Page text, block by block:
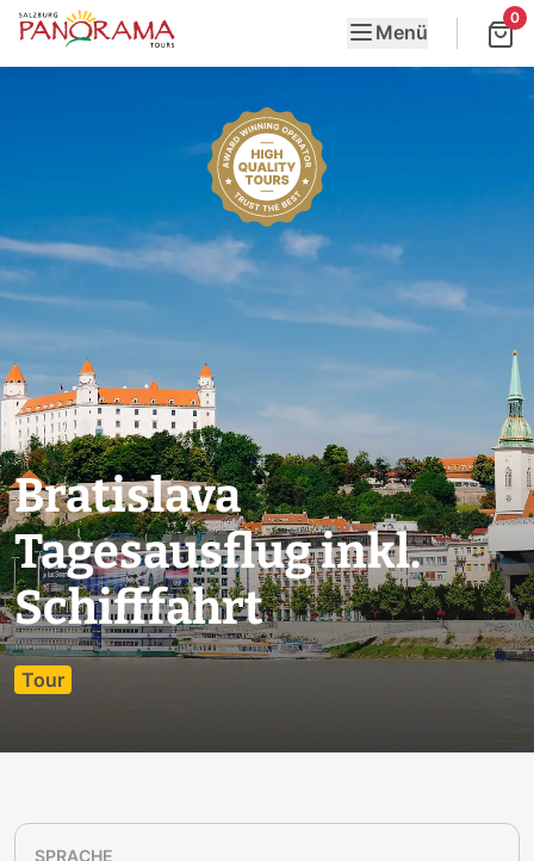
Menü
0
Bratislava
Tagesausflug inkl.
Schifffahrt
Tour
SPRACHE